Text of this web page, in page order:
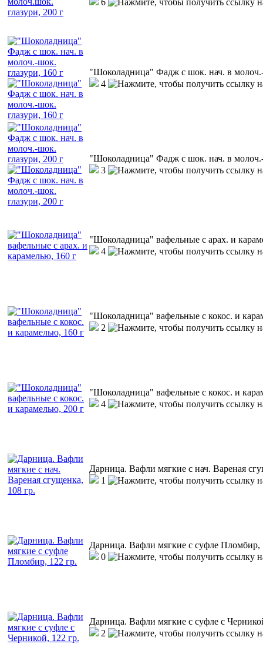
"Шоколадница" Фадж с шок. нач. в
4
"Шоколадница" Фадж с шок. нач. в
3
"Шоколадница" вафельные с арах. и
4
"Шоколадница" вафельные с кокос. и
2
"Шоколадница" вафельные с кокос. и
4
Дарница. Вафли мягкие с нач. Вареная
1
Дарница. Вафли мягкие с суфле Пломбир,
0
Дарница. Вафли мягкие с суфле с
2